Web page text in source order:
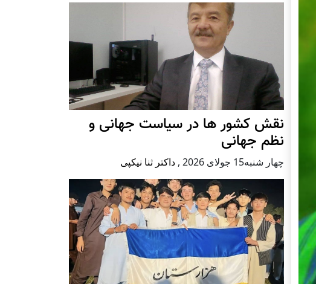
نقش کشور ها در سیاست جهانی و
نظم جهانی
چهار شنبه15 جولای 2026 , داکتر ثنا نیکپی